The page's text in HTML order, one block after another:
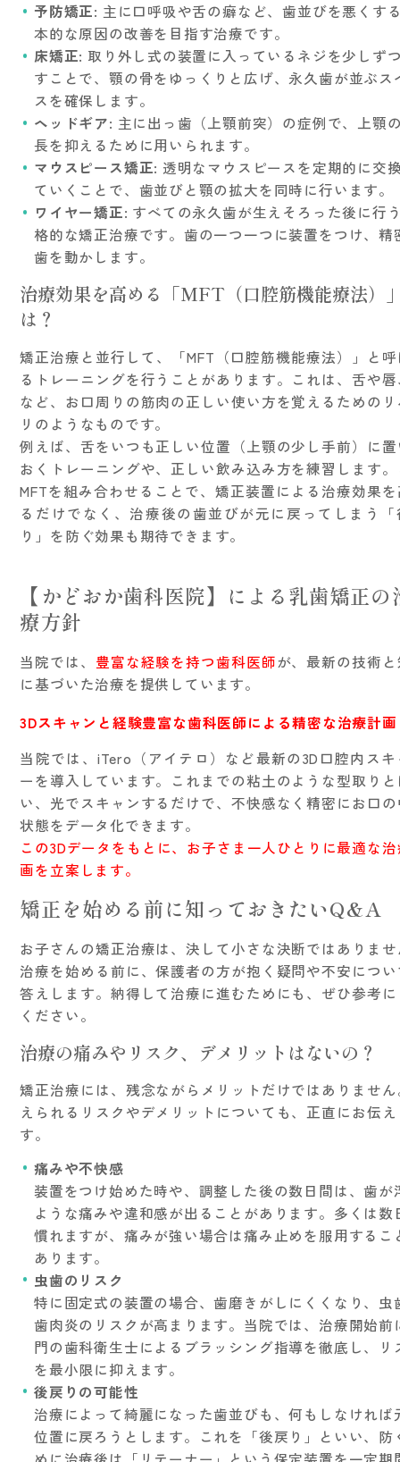
予防矯正: 主に口呼吸や舌の癖など、歯並びを悪くす
本的な原因の改善を目指す治療です。
床矯正: 取り外し式の装置に入っているネジを少しず
すことで、顎の骨をゆっくりと広げ、永久歯が並ぶス
スを確保します。
ヘッドギア: 主に出っ歯（上顎前突）の症例で、上顎
長を抑えるために用いられます。
マウスピース矯正: 透明なマウスピースを定期的に交
ていくことで、歯並びと顎の拡大を同時に行います。
ワイヤー矯正: すべての永久歯が生えそろった後に行
格的な矯正治療です。歯の一つ一つに装置をつけ、精
歯を動かします。
治療効果を高める「MFT（口腔筋機能療法）
は？
矯正治療と並行して、「MFT（口腔筋機能療法）」と
るトレーニングを行うことがあります。これは、舌や
など、お口周りの筋肉の正しい使い方を覚えるための
リのようなものです。
例えば、舌をいつも正しい位置（上顎の少し手前）に
おくトレーニングや、正しい飲み込み方を練習します
MFTを組み合わせることで、矯正装置による治療効果
るだけでなく、治療後の歯並びが元に戻ってしまう「
り」を防ぐ効果も期待できます。
【かどおか歯科医院】による乳歯矯正の
療方針
当院では、 豊富な経験を持つ歯科医師が、最新の技術
に基づいた治療を提供しています。
3Dスキャンと経験豊富な歯科医師による精密な治療計画
当院では、iTero（アイテロ）など最新の3D口腔内ス
ーを導入しています。これまでの粘土のような型取り
い、光でスキャンするだけで、不快感なく精密にお口
状態をデータ化できます。
この3Dデータをもとに、お子さま一人ひとりに最適な
画を立案します。
矯正を始める前に知っておきたいQ&A
お子さんの矯正治療は、決して小さな決断ではありま
治療を始める前に、保護者の方が抱く疑問や不安につ
答えします。納得して治療に進むためにも、ぜひ参考
ください。
治療の痛みやリスク、デメリットはないの？
矯正治療には、残念ながらメリットだけではありませ
えられるリスクやデメリットについても、正直にお伝
す。
痛みや不快感
装置をつけ始めた時や、調整した後の数日間は、歯が
ような痛みや違和感が出ることがあります。多くは数
慣れますが、痛みが強い場合は痛み止めを服用するこ
あります。
虫歯のリスク
特に固定式の装置の場合、歯磨きがしにくくなり、虫
歯肉炎のリスクが高まります。当院では、治療開始前
門の歯科衛生士によるブラッシング指導を徹底し、リ
を最小限に抑えます。
後戻りの可能性
治療によって綺麗になった歯並びも、何もしなければ
位置に戻ろうとします。これを「後戻り」といい、防